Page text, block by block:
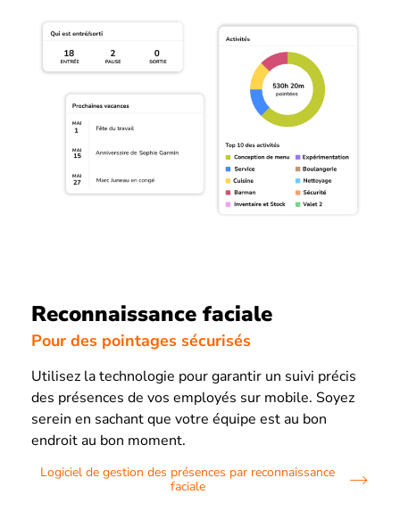
Reconnaissance faciale
Pour des pointages sécurisés
Utilisez la technologie pour garantir un suivi précis
des présences de vos employés sur mobile. Soyez
serein en sachant que votre équipe est au bon
endroit au bon moment.
Logiciel de gestion des présences par reconnaissance
faciale